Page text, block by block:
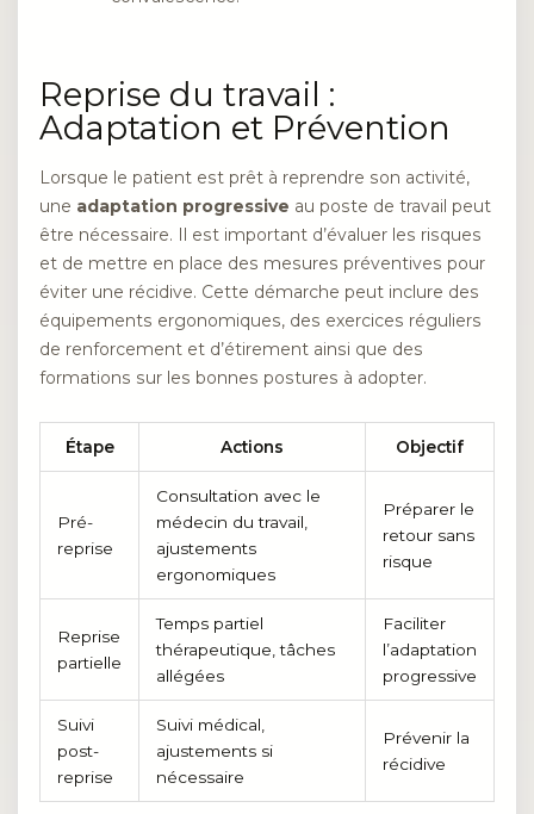
Reprise du travail :
Adaptation et Prévention
Lorsque le patient est prêt à reprendre son activité,
une adaptation progressive au poste de travail peut
être nécessaire. Il est important d’évaluer les risques
et de mettre en place des mesures préventives pour
éviter une récidive. Cette démarche peut inclure des
équipements ergonomiques, des exercices réguliers
de renforcement et d’étirement ainsi que des
formations sur les bonnes postures à adopter.
Étape Actions Objectif
Pré-
reprise
Consultation avec le
médecin du travail,
ajustements
ergonomiques
Préparer le
retour sans
risque
Reprise
partielle
Temps partiel
thérapeutique, tâches
allégées
Faciliter
l’adaptation
progressive
Suivi
post-
reprise
Suivi médical,
ajustements si
nécessaire
Prévenir la
récidive